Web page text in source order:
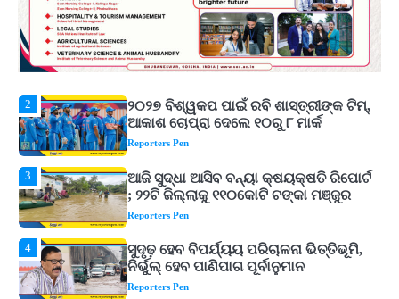
ଆର୍ଥିକ ସଙ୍କଟ
୨୦୨୭ ବିଶ୍ୱକପ ପାଇଁ ରବି ଶାସ୍ତ୍ରୀଙ୍କ ଟିମ୍,
ଆକାଶ ଚୋପ୍ରା ଦେଲେ ୧୦ରୁ ୮ ମାର୍କ
Reporters Pen
3
ଆଜି ସୁଦ୍ଧା ଆସିବ ବନ୍ୟା କ୍ଷୟକ୍ଷତି ରିପୋର୍ଟ
; ୨୨ଟି ଜିଲ୍ଲାକୁ ୧୧୦କୋଟି ଟଙ୍କା ମଞ୍ଜୁର
Reporters Pen
4
ସୁଦୃଢ଼ ହେବ ବିପର୍ଯ୍ୟୟ ପରିଚାଳନା ଭିତ୍ତିଭୂମି,
ନିର୍ଭୁଲ୍ ହେବ ପାଣିପାଗ ପୂର୍ବାନୁମାନ
Reporters Pen
5
ଗୋପବନ୍ଧୁ ସ୍ୱାସ୍ଥ୍ୟ ବୀମା ଯୋଜନା
ପରିବର୍ତ୍ତିତ ହେଲେ ଆନ୍ଦୋଳନ ତେଜିବ :
ଉତ୍କଳ ସାମ୍ବାଦିକ ସଂଘ
Reporters Pen